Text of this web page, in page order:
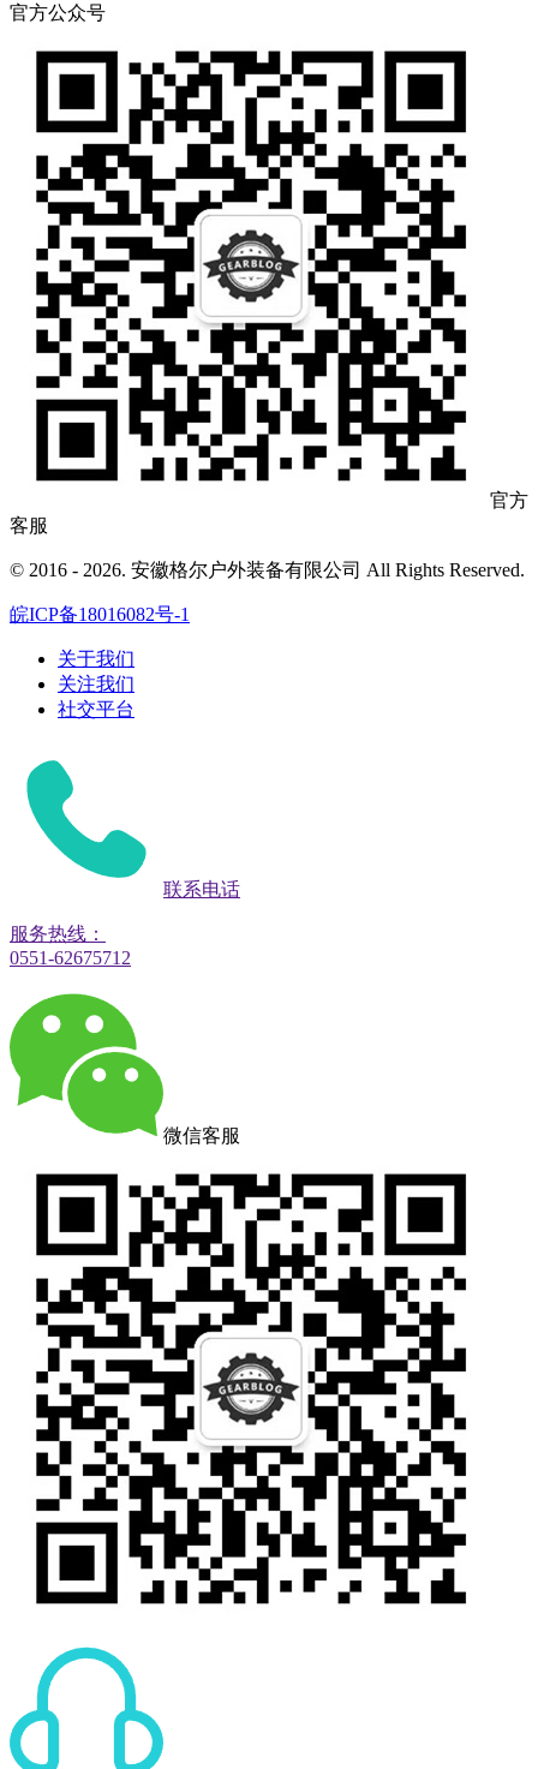
官方公众号
官方
客服
© 2016 - 2026. 安徽格尔户外装备有限公司 All Rights Reserved.
皖ICP备18016082号-1
关于我们
关注我们
社交平台
联系电话
服务热线：
0551-62675712
微信客服